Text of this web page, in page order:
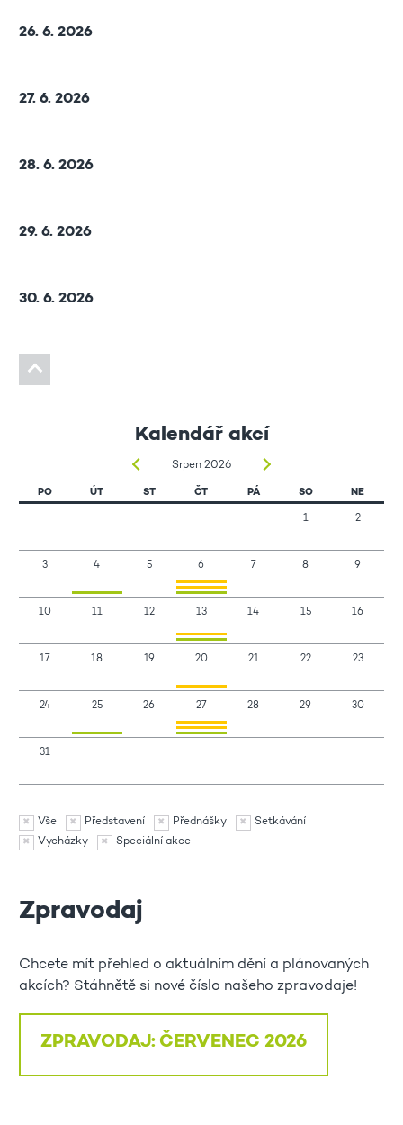
26. 6. 2026
27. 6. 2026
28. 6. 2026
29. 6. 2026
30. 6. 2026
Kalendář akcí
Srpen 2026
PO ÚT ST ČT PÁ SO NE
1 2
3 4 5 6 7 8 9
10 11 12 13 14 15 16
17 18 19 20 21 22 23
24 25 26 27 28 29 30
31
Vše Představení Přednášky
Setkávání
Vycházky
Speciální akce
Zpravodaj
Chcete mít přehled o aktuálním dění a plánovaných
akcích? Stáhnětě si nové číslo našeho zpravodaje!
ZPRAVODAJ: ČERVENEC 2026